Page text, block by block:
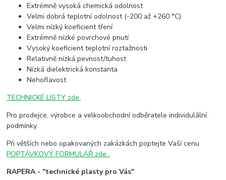
Extrémně vysoká chemická odolnost
Velmi dobrá teplotní odolnost (-200 až +260 °C)
Velmi nízký koeficient tření
Extrémně nízké povrchové pnutí
Vysoký koeficient teplotní roztažnosti
Relativně nízká pevnost/tuhost
Nízká dielektrická konstanta
Nehořlavost
TECHNICKÉ LISTY zde.
Pro prodejce, výrobce a velkoobchodní odběratele individulální
podmínky.
Při větších nebo opakovaných zakázkách poptejte Vaší cenu
POPTÁVKOVÝ FORMULÁŘ zde .
RAPERA - "technické plasty pro Vás"